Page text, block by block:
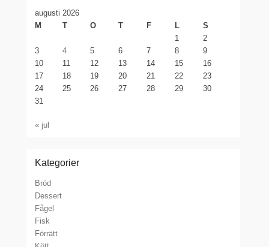
augusti 2026
M
T O T F L
S
1
2
3
4 5 6 7 8
9
10
11 12 13 14 15
16
17
18 19 20 21 22
23
24
25 26 27 28 29
30
31
« jul
Kategorier
Bröd
Dessert
Fågel
Fisk
Förrätt